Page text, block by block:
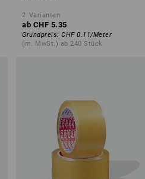
2 Varianten
ab CHF 5.35
Grundpreis: CHF 0.11/Meter
(m. MwSt.) ab 240 Stück